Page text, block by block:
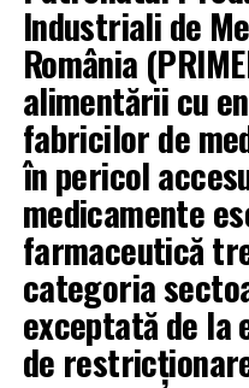
Industriali de
România
alimentării cu
fabricilor de
în pericol
medicamente
farmaceutică
categoria
exceptată de la
de